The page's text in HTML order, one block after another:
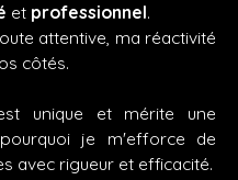
et professionnel.
attentive, ma réactivité
côtés.
unique et mérite une
je m'efforce de
avec rigueur et efficacité.